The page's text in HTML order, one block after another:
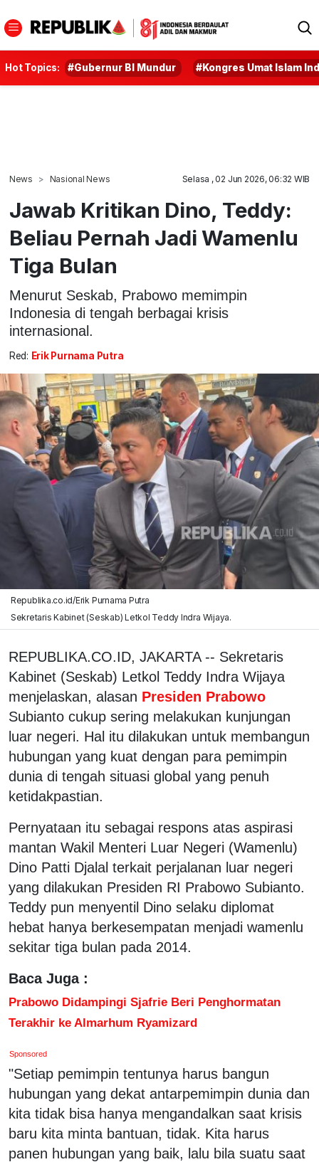
Hot Topics: #Gubernur BI Mundur #Kongres Umat Islam
News Nasional News Selasa , 02 Jun 2026, 06:32 WIB
Jawab Kritikan Dino, Teddy:
Beliau Pernah Jadi Wamenlu
Tiga Bulan
Menurut Seskab, Prabowo memimpin
Indonesia di tengah berbagai krisis
internasional.
Red: Erik Purnama Putra
Republika.co.id/Erik Purnama Putra
Sekretaris Kabinet (Seskab) Letkol Teddy Indra Wijaya.
REPUBLIKA.CO.ID, JAKARTA -- Sekretaris
Kabinet (Seskab) Letkol Teddy Indra Wijaya
menjelaskan, alasan Presiden Prabowo
Subianto cukup sering melakukan kunjungan
luar negeri. Hal itu dilakukan untuk membangun
hubungan yang kuat dengan para pemimpin
dunia di tengah situasi global yang penuh
ketidakpastian.
Pernyataan itu sebagai respons atas aspirasi
mantan Wakil Menteri Luar Negeri (Wamenlu)
Dino Patti Djalal terkait perjalanan luar negeri
yang dilakukan Presiden RI Prabowo Subianto.
Teddy pun menyentil Dino selaku diplomat
hebat hanya berkesempatan menjadi wamenlu
sekitar tiga bulan pada 2014.
Baca Juga :
Prabowo Didampingi Sjafrie Beri Penghormatan
Terakhir ke Almarhum Ryamizard
Sponsored
"Setiap pemimpin tentunya harus bangun
hubungan yang dekat antarpemimpin dunia dan
kita tidak bisa hanya mengandalkan saat krisis
baru kita minta bantuan, tidak. Kita harus
panen hubungan yang baik, lalu bila suatu saat